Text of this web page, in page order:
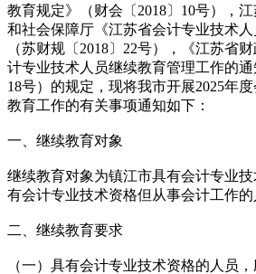
教育规定》（财会〔2018〕10号），
和社会保障厅《江苏省会计专业技术人
（苏财规〔2018〕22号），《江苏省
计专业技术人员继续教育管理工作的通
18号）的规定，现将我市开展2025年
教育工作的有关事项通知如下：
一、继续教育对象
继续教育对象为镇江市具有会计专业
有会计专业技术资格但从事会计工作的
二、继续教育要求
（一）具有会计专业技术资格的人员